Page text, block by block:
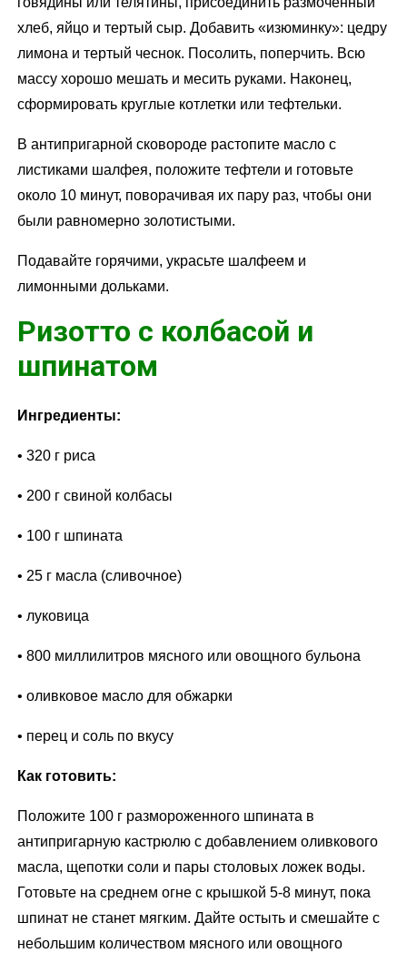
хлеб, яйцо и тертый сыр. Добавить «изюминку»: цедру
лимона и тертый чеснок. Посолить, поперчить. Всю
массу хорошо мешать и месить руками. Наконец,
сформировать круглые котлетки или тефтельки.
В антипригарной сковороде растопите масло с
листиками шалфея, положите тефтели и готовьте
около 10 минут, поворачивая их пару раз, чтобы они
были равномерно золотистыми.
Подавайте горячими, украсьте шалфеем и
лимонными дольками.
Ризотто с колбасой и
шпинатом
Ингредиенты:
• 320 г риса
• 200 г свиной колбасы
• 100 г шпината
• 25 г масла (сливочное)
• луковица
• 800 миллилитров мясного или овощного бульона
• оливковое масло для обжарки
• перец и соль по вкусу
Как готовить:
Положите 100 г размороженного шпината в
антипригарную кастрюлю с добавлением оливкового
масла, щепотки соли и пары столовых ложек воды.
Готовьте на среднем огне с крышкой 5-8 минут, пока
шпинат не станет мягким. Дайте остыть и смешайте с
небольшим количеством мясного или овощного